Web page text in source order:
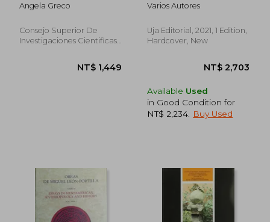
The Neo-sumerian
Próximo Oriente
Antiguo, Band 12)
Angela Greco
Consejo Superior De
Investigaciones Cientificas,
NT$ 1,449
Varios Autores
Uja Editorial, 2021, 1 Edition,
Hardcover, New
Available Used
in Good Condition for
NT$ 2,234
Buy Used